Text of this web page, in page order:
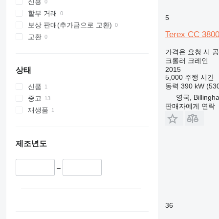
신용
할부 거래
보상 판매(추가금으로 교환)
교환
상태
신품
중고
재생품
제조년도
–
5
Terex CC
가격은 요청 시
크롤러 크레인
2015
5,000 주행 시간
동력 390 kW
영국,
판매자에게 연락
36